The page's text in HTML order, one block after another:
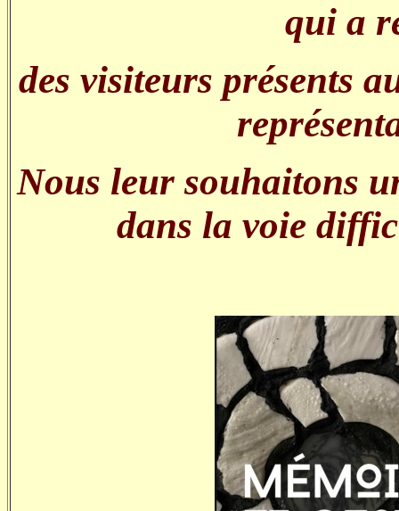
qui a
des visiteurs présents
Nous leur souhaitons
dans la voie